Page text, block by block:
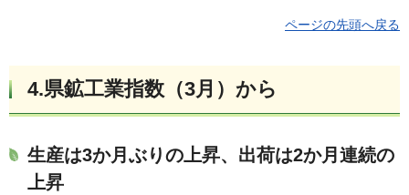
ページの先頭へ戻る
4.県鉱工業指数（3月） から
生産は3か月ぶりの上昇、出荷は2か月連続の
上昇